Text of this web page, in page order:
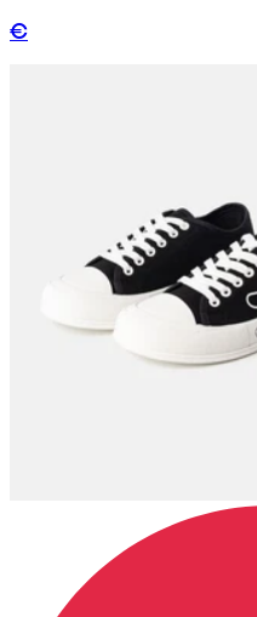
€